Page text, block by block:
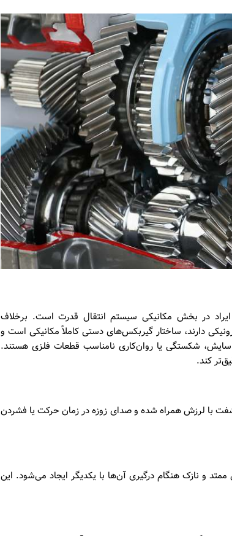
در بخش مکانیکی سیستم انتقال قدرت است. برخلاف
دارند، ساختار گیربکس‌های دستی کاملاً مکانیکی است و
سایش، شکستگی یا روان‌کاری نامناسب قطعات فلزی هستند.
کند.
لرزش همراه شده و صدای زوزه در زمان حرکت یا فشردن
و نازک هنگام درگیری آن‌ها با یکدیگر ایجاد می‌شود. این